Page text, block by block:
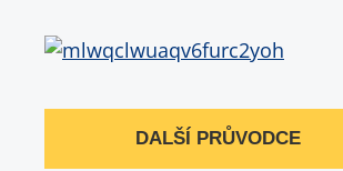
DALŠÍ PRŮVODCE